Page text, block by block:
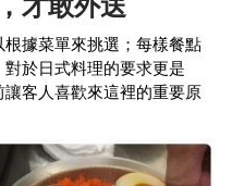
據菜單來挑選；每樣餐點
於日式料理的要求更是
客人喜歡來這裡的重要原